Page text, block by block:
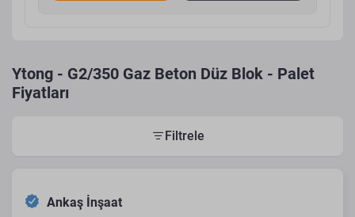
Ytong - G2/350 Gaz Beton Düz Blok - Palet
Fiyatları
Filtrele
Ankaş İnşaat